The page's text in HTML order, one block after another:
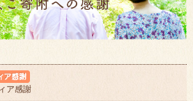
ア感謝